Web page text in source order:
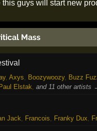
this guys will start new
Mass
, Axys Boozywoozy, Buzz
Elstak and 11 other artists
Jack Francois Franky Dux